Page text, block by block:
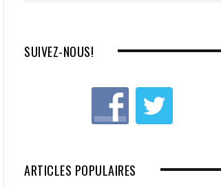
SUIVEZ-NOUS!
ARTICLES POPULAIRES